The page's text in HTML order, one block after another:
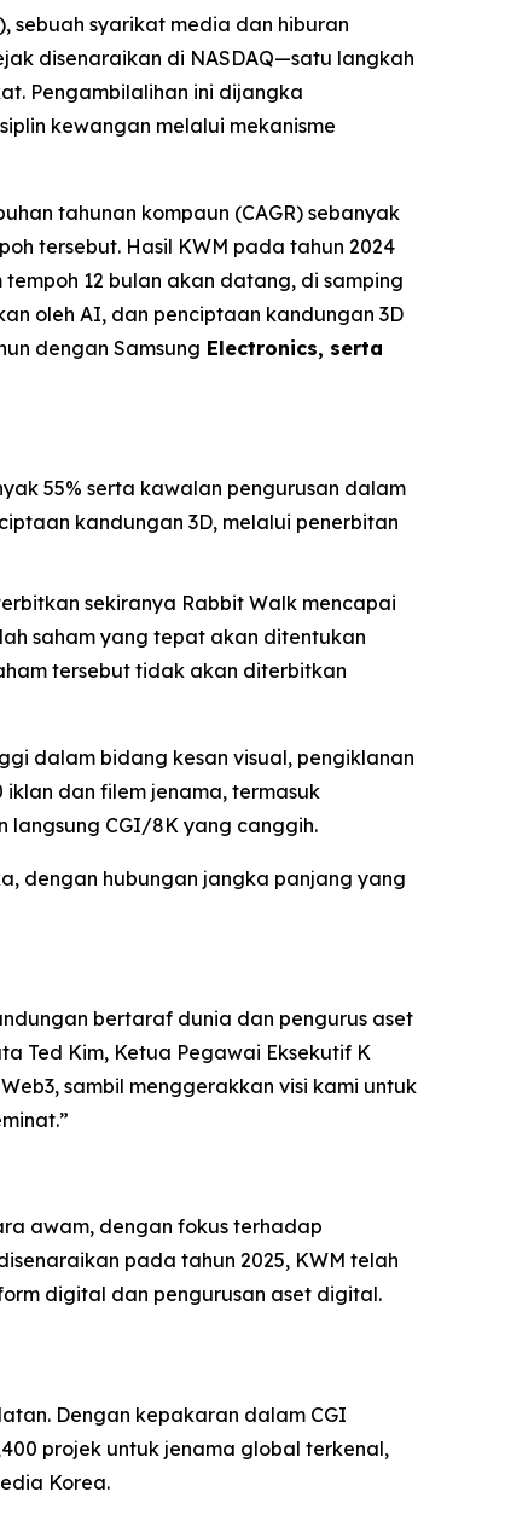
sebuah syarikat media dan hiburan
disenaraikan di NASDAQ—satu langkah
Pengambilalihan ini dijangka
kewangan melalui mekanisme
tahunan kompaun (CAGR) sebanyak
tersebut. Hasil KWM pada tahun 2024
12 bulan akan datang, di samping
oleh AI, dan penciptaan kandungan 3D
dengan Samsung Electronics, serta
55% serta kawalan pengurusan dalam
kandungan 3D, melalui penerbitan
sekiranya Rabbit Walk mencapai
saham yang tepat akan ditentukan
tersebut tidak akan diterbitkan
dalam bidang kesan visual, pengiklanan
dan filem jenama, termasuk
langsung CGI/8K yang canggih.
dengan hubungan jangka panjang yang
bertaraf dunia dan pengurus aset
Ted Kim, Ketua Pegawai Eksekutif K
sambil menggerakkan visi kami untuk
awam, dengan fokus terhadap
pada tahun 2025, KWM telah
digital dan pengurusan aset digital.
Dengan kepakaran dalam CGI
projek untuk jenama global terkenal,
Korea.